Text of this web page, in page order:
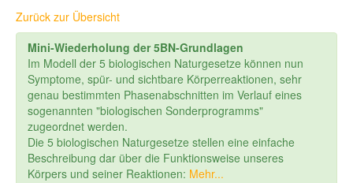
Zurück zur Übersicht
Mini-Wiederholung der 5BN-Grundlagen
Im Modell der 5 biologischen Naturgesetze können nun
Symptome, spür- und sichtbare Körperreaktionen, sehr
genau bestimmten Phasenabschnitten im Verlauf eines
sogenannten "biologischen Sonderprogramms"
zugeordnet werden.
Die 5 biologischen Naturgesetze stellen eine einfache
Beschreibung dar über die Funktionsweise unseres
Körpers und seiner Reaktionen: Mehr...